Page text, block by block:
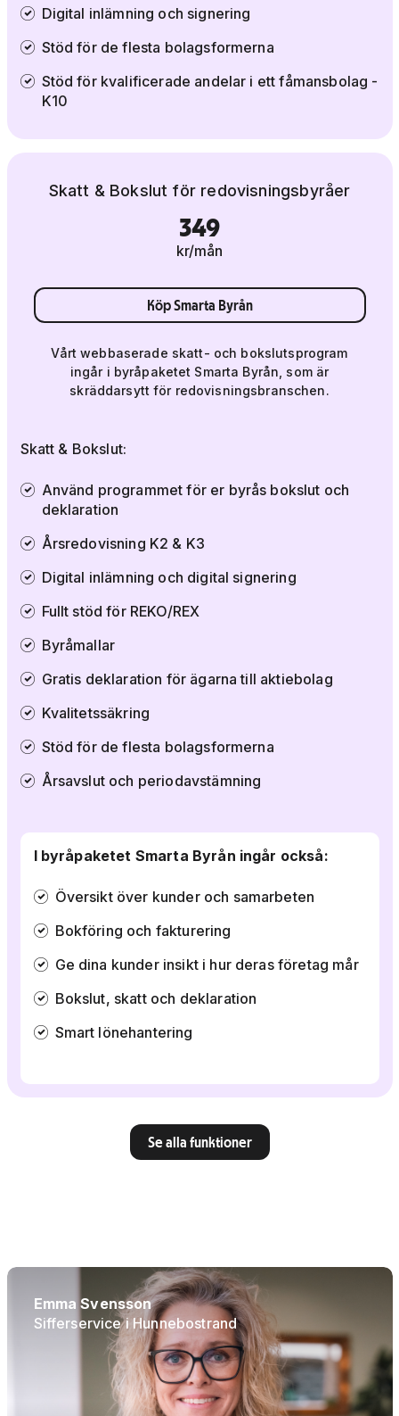
Digital inlämning och signering
Stöd för de flesta bolagsformerna
Stöd för kvalificerade andelar i ett fåmansbolag -
K10
Skatt & Bokslut för redovisningsbyråer
349
kr/mån
Köp Smarta Byrån
Vårt webbaserade skatt- och bokslutsprogram
ingår i byråpaketet Smarta Byrån, som är
skräddarsytt för redovisningsbranschen.
Skatt & Bokslut:
Använd programmet för er byrås bokslut och
deklaration
Årsredovisning K2 & K3
Digital inlämning och digital signering
Fullt stöd för REKO/REX
Byråmallar
Gratis deklaration för ägarna till aktiebolag
Kvalitetssäkring
Stöd för de flesta bolagsformerna
Årsavslut och periodavstämning
I byråpaketet Smarta Byrån ingår också:
Översikt över kunder och samarbeten
Bokföring och fakturering
Ge dina kunder insikt i hur deras företag mår
Bokslut, skatt och deklaration
Smart lönehantering
Se alla funktioner
Emma Svensson
Sifferservice i Hunnebostrand